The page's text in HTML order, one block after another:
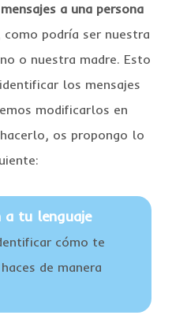
a una persona
como podría ser nuestra
o nuestra madre. Esto
los mensajes
modificarlos en
os propongo lo
a tu lenguaje
cómo te
de manera